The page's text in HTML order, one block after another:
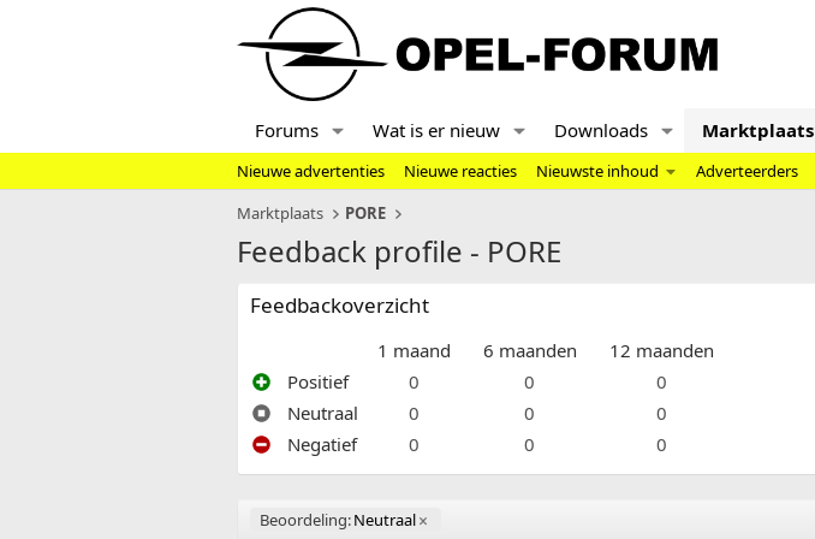
Forums Wat is er nieuw Downloads Marktplaats
Nieuwe advertenties Nieuwe reacties Nieuwste inhoud Adverteerders
Marktplaats
PORE
Feedback profile - PORE
Feedbackoverzicht
1 maand 6 maanden
12 maanden
Positief
0 0
0
Neutraal
0 0
0
Negatief
0 0 0
Beoordeling:Neutraal